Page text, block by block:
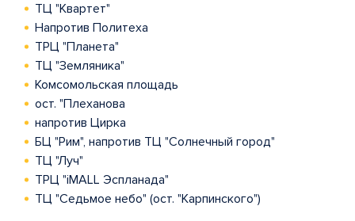
ТЦ "Квартет"
Напротив Политеха
ТРЦ "Планета"
ТЦ "Земляника"
Комсомольская площадь
ост. "Плеханова
напротив Цирка
БЦ "Рим", напротив ТЦ "Солнечный город"
ТЦ "Луч"
ТРЦ "iMALL Эспланада"
ТЦ "Седьмое небо" (ост. "Карпинского")